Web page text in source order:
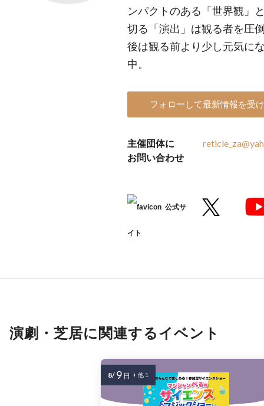
ンパクトのある「世界観」
切る「演出」は観る者を圧
後は観る前より少し元気に
中。
フォローして最新情報を受
主催団体に
お問い合わせ
公式サ
イト
演劇・芝居に関連するイベント
8/ 9 日 + 他 1